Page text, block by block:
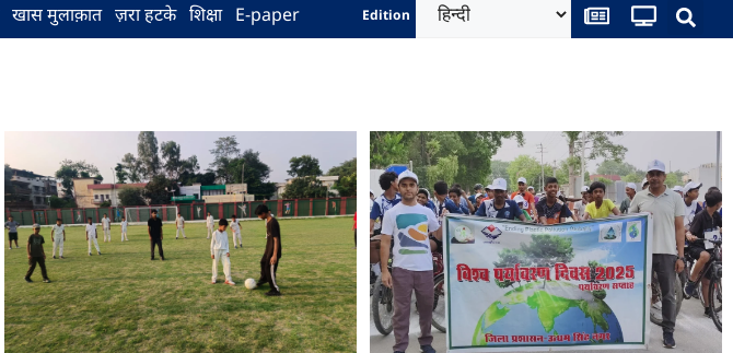
खास मुलाक़ात ज़रा हटके शिक्षा E-paper Edition